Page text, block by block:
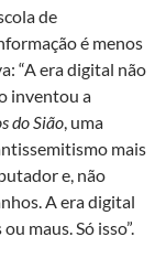
de
é menos
“A era digital não
inventou a
do Sião, uma
mais
e, não
A era digital
maus. Só isso”.